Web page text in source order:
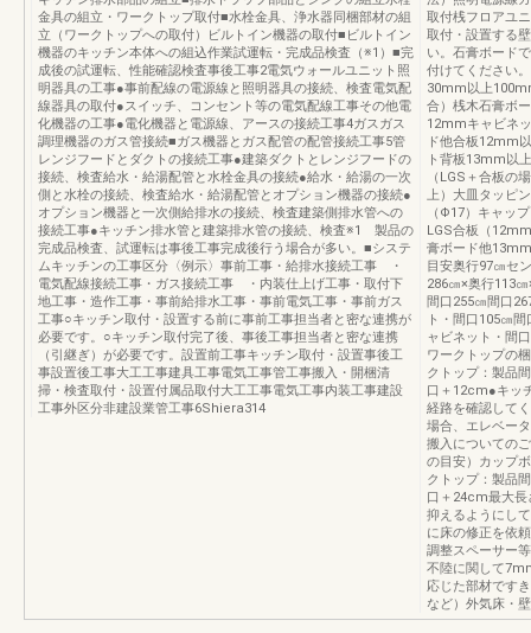
金具の組立・ワークトップ取付■水栓金具、浄水器同梱部材の組
立（ワークトップへの取付）ビルトイン機器の取付■ビルトイン
機器のキッチン本体への組込作業試運転・完成品検査（※1）■完
成後の試運転、性能確認検査事後工事2電気ウォールユニット照
明器具の工事●事前配線の電源線と照明器具の接続、検査電気配
線器具の取付●スイッチ、コンセント等の電気配線工事その他電
化機器の工事●電化機器と電源線、アースの接続工事4ガスガス
調理機器のガス管接続■ガス機器とガス配管の配管接続工事5管
レンジフードとダクトの接続工事●建築ダクトとレンジフードの
接続、検査給水・給湯配管と水栓金具の接続●給水・給湯の一次
側と水栓の接続、検査給水・給湯配管とオプション機器の接続●
オプション機器と一次側給排水の接続、検査建築側排水管への
接続工事●キッチン排水管と建築排水管の接続、検査※1 製品の
完成品検査、試運転は事後工事完成後行う場合が多い。■システ
ムキッチンの工事区分〈例示〉事前工事・給排水接続工事 ・
電気配線接続工事・ガス接続工事 ・内装仕上げ工事・取付下
地工事・造作工事・事前給排水工事・事前電気工事・事前ガス
工事○キッチン取付・設置する前に事前工事担当者と密な連携が
必要です。○キッチン取付完了後、事後工事担当者と密な連携
（引継ぎ）が必要です。設置前工事キッチン取付・設置事後工
事設置後工事大工工事建具工事電気工事管工事搬入・開梱清
掃・検査取付・設置付属品取付大工工事電気工事内装工事建設
工事外区分非建設業管工事6Shiera314
取付桟フロアユ
取付・設置する
い。石膏ボード
付けてください
30mm以上
合）桟木石膏ボ
12mmキャビネ
ド他合板12mm
ト背板13mm以
（LGS＋合板の
上）大皿タッピ
（Φ17）キャッ
LGS合板（
膏ボード他
目安奥行97㎝セ
286㎝×奥行113
間口255㎝間口
ト・間口105㎝
ャビネット・間
ワークトップの
クトップ：製品
口＋12cm●キッ
経路を確認して
場合、エレベー
搬入についての
の目安）カップ
クトップ：製品
口＋24cm最大長
抑えるようにし
に床の修正を依
調整スペーサー
不陸に関して
応じた部材です
など）外気床・